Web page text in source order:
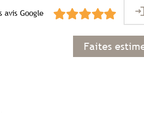
avis Google
Faites